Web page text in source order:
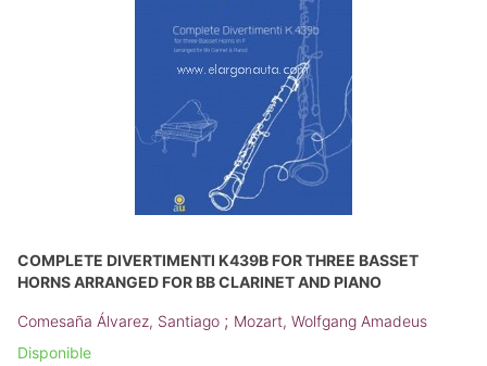
COMPLETE DIVERTIMENTI K439B FOR THREE BASSET
HORNS ARRANGED FOR BB CLARINET AND PIANO
Comesaña Álvarez, Santiago ; Mozart, Wolfgang Amadeus
Disponible